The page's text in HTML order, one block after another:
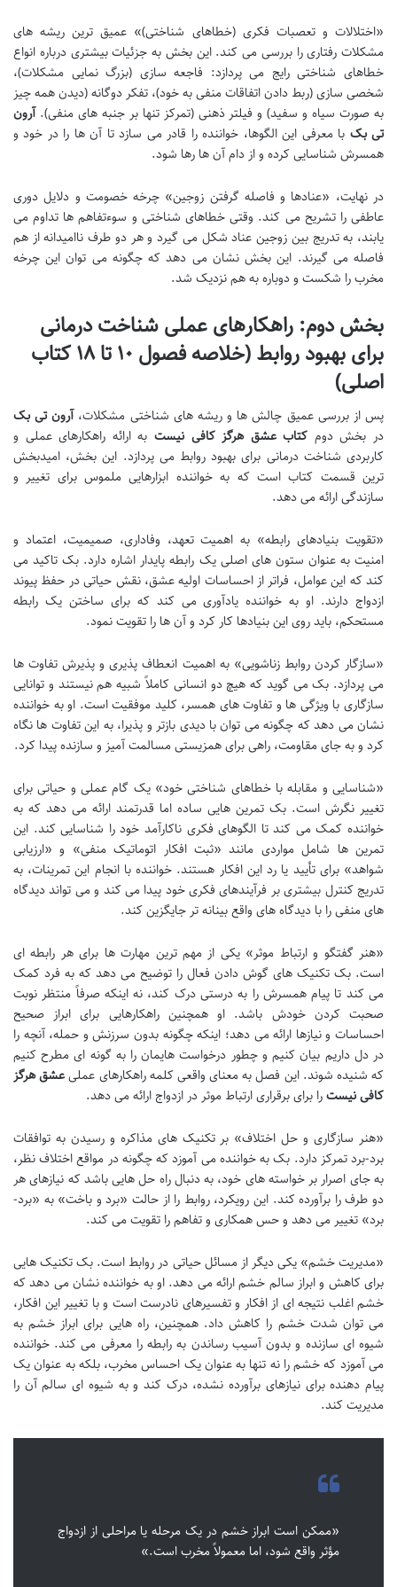
«اختلالات و تعصبات فکری (خطاهای شناختی)» عمیق ترین ریشه های
مشکلات رفتاری را بررسی می کند. این بخش به جزئیات بیشتری درباره انواع
خطاهای شناختی رایج می پردازد: فاجعه سازی (بزرگ نمایی مشکلات)،
شخصی سازی (ربط دادن اتفاقات منفی به خود)، تفکر دوگانه (دیدن همه چیز
به صورت سیاه و سفید) و فیلتر ذهنی (تمرکز تنها بر جنبه های منفی).آرون
تی بک با معرفی این الگوها، خواننده را قادر می سازد تا آن ها را در خود و
همسرش شناسایی کرده و از دام آن ها رها شود.
در نهایت، «عنادها و فاصله گرفتن زوجین» چرخه خصومت و دلایل دوری
عاطفی را تشریح می کند. وقتی خطاهای شناختی و سوءتفاهم ها تداوم می
یابند، به تدریج بین زوجین عناد شکل می گیرد و هر دو طرف ناامیدانه از هم
فاصله می گیرند. این بخش نشان می دهد که چگونه می توان این چرخه
مخرب را شکست و دوباره به هم نزدیک شد.
بخش دوم: راهکارهای عملی شناخت درمانی
برای بهبود روابط (خلاصه فصول ۱۰ تا ۱۸ کتاب
اصلی)
پس از بررسی عمیق چالش ها و ریشه های شناختی مشکلات،آرون تی بک
در بخش دوم کتاب عشق هرگز کافی نیست به ارائه راهکارهای عملی و
کاربردی شناخت درمانی برای بهبود روابط می پردازد. این بخش، امیدبخش
ترین قسمت کتاب است که به خواننده ابزارهایی ملموس برای تغییر و
سازندگی ارائه می دهد.
«تقویت بنیادهای رابطه» به اهمیت تعهد، وفاداری، صمیمیت، اعتماد و
امنیت به عنوان ستون های اصلی یک رابطه پایدار اشاره دارد. بک تاکید می
کند که این عوامل، فراتر از احساسات اولیه عشق، نقش حیاتی در حفظ پیوند
ازدواج دارند. او به خواننده یادآوری می کند که برای ساختن یک رابطه
مستحکم، باید روی این بنیادها کار کرد و آن ها را تقویت نمود.
«سازگار کردن روابط زناشویی» به اهمیت انعطاف پذیری و پذیرش تفاوت ها
می پردازد. بک می گوید که هیچ دو انسانی کاملاً شبیه هم نیستند و توانایی
سازگاری با ویژگی ها و تفاوت های همسر، کلید موفقیت است. او به خواننده
نشان می دهد که چگونه می توان با دیدی بازتر و پذیرا، به این تفاوت ها نگاه
کرد و به جای مقاومت، راهی برای همزیستی مسالمت آمیز و سازنده پیدا کرد.
«شناسایی و مقابله با خطاهای شناختی خود» یک گام عملی و حیاتی برای
تغییر نگرش است. بک تمرین هایی ساده اما قدرتمند ارائه می دهد که به
خواننده کمک می کند تا الگوهای فکری ناکارآمد خود را شناسایی کند. این
تمرین ها شامل مواردی مانند «ثبت افکار اتوماتیک منفی» و «ارزیابی
شواهد» برای تأیید یا رد این افکار هستند. خواننده با انجام این تمرینات، به
تدریج کنترل بیشتری بر فرآیندهای فکری خود پیدا می کند و می تواند دیدگاه
های منفی را با دیدگاه های واقع بینانه تر جایگزین کند.
«هنر گفتگو و ارتباط موثر» یکی از مهم ترین مهارت ها برای هر رابطه ای
است. بک تکنیک های گوش دادن فعال را توضیح می دهد که به فرد کمک
می کند تا پیام همسرش را به درستی درک کند، نه اینکه صرفاً منتظر نوبت
صحبت کردن خودش باشد. او همچنین راهکارهایی برای ابراز صحیح
احساسات و نیازها ارائه می دهد؛ اینکه چگونه بدون سرزنش و حمله، آنچه را
در دل داریم بیان کنیم و چطور درخواست هایمان را به گونه ای مطرح کنیم
که شنیده شوند. این فصل به معنای واقعی کلمه راهکارهای عملیعشق هرگز
کافی نیسترا برای برقراری ارتباط موثر در ازدواج ارائه می دهد.
«هنر سازگاری و حل اختلاف» بر تکنیک های مذاکره و رسیدن به توافقات
برد-برد تمرکز دارد. بک به خواننده می آموزد که چگونه در مواقع اختلاف نظر،
به جای اصرار بر خواسته های خود، به دنبال راه حل هایی باشد که نیازهای هر
دو طرف را برآورده کند. این رویکرد، روابط را از حالت «برد و باخت» به «برد-
برد» تغییر می دهد و حس همکاری و تفاهم را تقویت می کند.
«مدیریت خشم» یکی دیگر از مسائل حیاتی در روابط است. بک تکنیک هایی
برای کاهش و ابراز سالم خشم ارائه می دهد. او به خواننده نشان می دهد که
خشم اغلب نتیجه ای از افکار و تفسیرهای نادرست است و با تغییر این افکار،
می توان شدت خشم را کاهش داد. همچنین، راه هایی برای ابراز خشم به
شیوه ای سازنده و بدون آسیب رساندن به رابطه را معرفی می کند. خواننده
می آموزد که خشم را نه تنها به عنوان یک احساس مخرب، بلکه به عنوان یک
پیام دهنده برای نیازهای برآورده نشده، درک کند و به شیوه ای سالم آن را
مدیریت کند.
«ممکن است ابراز خشم در یک مرحله یا مراحلی از ازدواج
مؤثر واقع شود، اما معمولاً مخرب است.»